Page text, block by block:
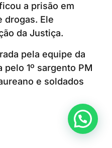
a prisão em
drogas. Ele
da Justiça.
pela equipe da
pelo 1º sargento PM
e soldados
matéria